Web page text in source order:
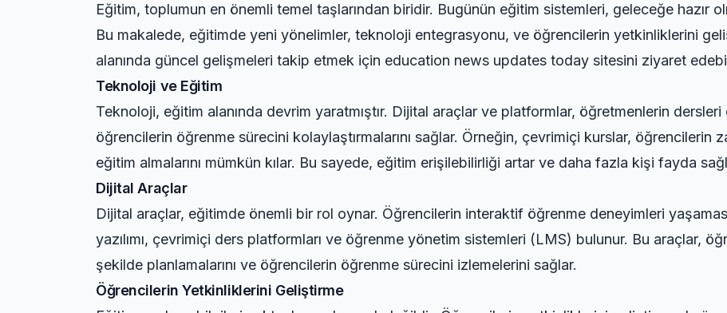
Eğitim, toplumun en önemli temel taşlarından biridir. Bugünün eğitim sistemleri, geleceğe hazır
Bu makalede, eğitimde yeni yönelimler, teknoloji entegrasyonu, ve öğrencilerin yetkinliklerini
alanında güncel gelişmeleri takip etmek için education news updates today sitesini ziyaret
Teknoloji ve Eğitim
Teknoloji, eğitim alanında devrim yaratmıştır. Dijital araçlar ve platformlar, öğretmenlerin
öğrencilerin öğrenme sürecini kolaylaştırmalarını sağlar. Örneğin, çevrimiçi kurslar, öğrencilerin
eğitim almalarını mümkün kılar. Bu sayede, eğitim erişilebilirliği artar ve daha fazla kişi fayda
Dijital Araçlar
Dijital araçlar, eğitimde önemli bir rol oynar. Öğrencilerin interaktif öğrenme deneyimleri
yazılımı, çevrimiçi ders platformları ve öğrenme yönetim sistemleri (LMS) bulunur. Bu araçlar,
şekilde planlamalarını ve öğrencilerin öğrenme sürecini izlemelerini sağlar.
Öğrencilerin Yetkinliklerini Geliştirme